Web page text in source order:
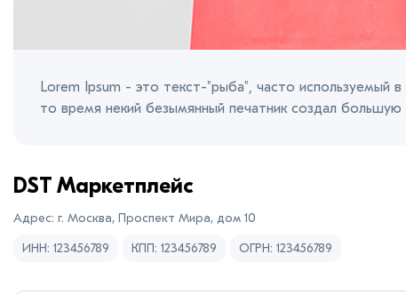
Lorem Ipsum - это текст-"рыба", часто используемый
то время некий безымянный печатник создал
DST Маркетплейс
Адрес: г. Москва, Проспект Мира, дом 10
ИНН: 123456789
КПП: 123456789 ОГРН: 123456789